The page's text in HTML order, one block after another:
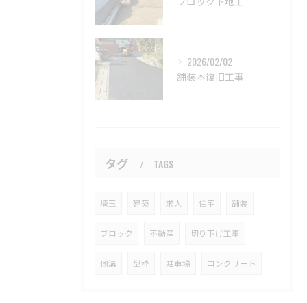
2026/02/02
舗装本復旧工事
タグ TAGS
埼玉 建築 求人 住宅 舗装
ブロック 不動産 切り下げ工事
側溝 型枠 駐車場 コンクリート